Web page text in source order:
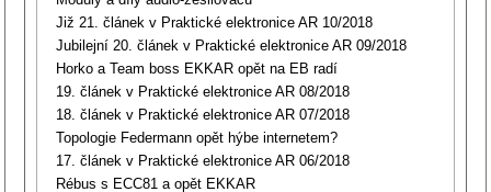
Již 21. článek v Praktické elektronice AR 10/2018
Jubilejní 20. článek v Praktické elektronice AR 09/2018
Horko a Team boss EKKAR opět na EB radí
19. článek v Praktické elektronice AR 08/2018
18. článek v Praktické elektronice AR 07/2018
Topologie Federmann opět hýbe internetem?
17. článek v Praktické elektronice AR 06/2018
Rébus s ECC81 a opět EKKAR